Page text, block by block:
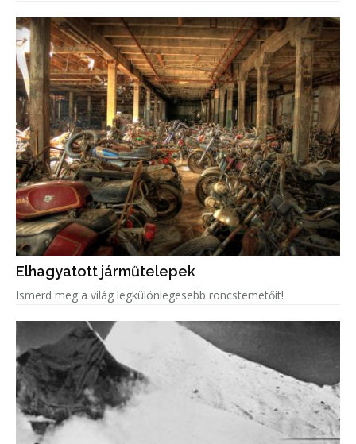
Elhagyatott járműtelepek
Ismerd meg a világ legkülönlegesebb roncstemetőit!